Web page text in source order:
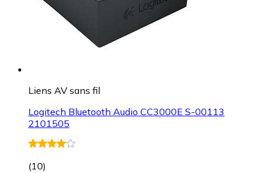
Liens AV sans fil
Logitech Bluetooth Audio CC3000E S-00113
2101505
(10)